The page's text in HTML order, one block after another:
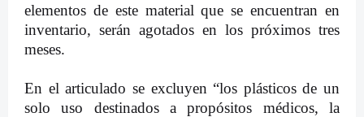
elementos de este material que se encuentran en
inventario, serán agotados en los próximos tres
meses.
En el articulado se excluyen “los plásticos de un
solo uso destinados a propósitos médicos, la